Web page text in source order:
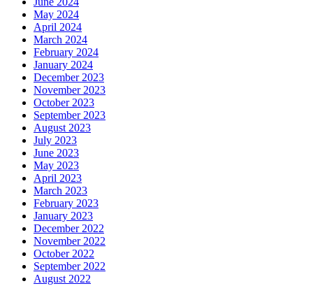
May 2024
April 2024
March 2024
February 2024
January 2024
December 2023
November 2023
October 2023
September 2023
August 2023
July 2023
June 2023
May 2023
April 2023
March 2023
February 2023
January 2023
December 2022
November 2022
October 2022
September 2022
August 2022